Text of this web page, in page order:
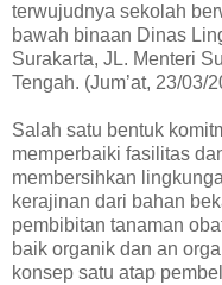
terwujudnya sekolah
bawah binaan Dinas
Surakarta, JL. Menteri
Tengah. (Jum’at, 23/03/
Salah satu bentuk
memperbaiki fasilitas
membersihkan
kerajinan dari bahan
pembibitan tanaman
baik organik dan an
konsep satu atap